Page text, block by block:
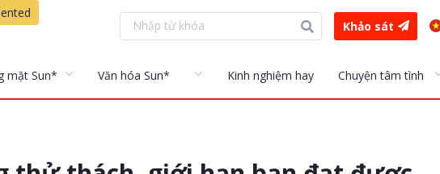
Khảo sát
mặt Sun* Văn hóa Sun* Kinh nghiệm hay Chuyện tâm tình